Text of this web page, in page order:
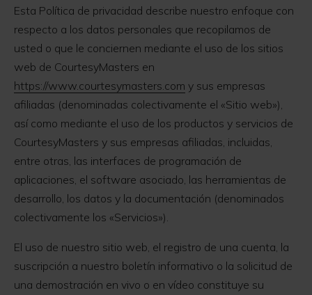
Esta Política de privacidad describe nuestro enfoque con
respecto a los datos personales que recopilamos de
usted o que le conciernen mediante el uso de los sitios
web de CourtesyMasters en
https://www.courtesymasters.com y sus empresas
afiliadas (denominadas colectivamente el «Sitio web»),
así como mediante el uso de los productos y servicios de
CourtesyMasters y sus empresas afiliadas, incluidas,
entre otras, las interfaces de programación de
aplicaciones, el software asociado, las herramientas de
desarrollo, los datos y la documentación (denominados
colectivamente los «Servicios»).
El uso de nuestro sitio web, el registro de una cuenta, la
suscripción a nuestro boletín informativo o la solicitud de
una demostración en vivo o en vídeo constituye su